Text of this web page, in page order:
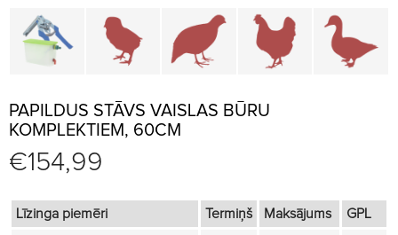
Būru daļas un piederumiBrūderi un jaunputnu būri
Būri paipalām un irbēm
Būri vistām
PAPILDUS STĀVS VAISLAS BŪRU
KOMPLEKTIEM, 60CM
€154,99
Līzinga piemēri Termiņš Maksājums GPL